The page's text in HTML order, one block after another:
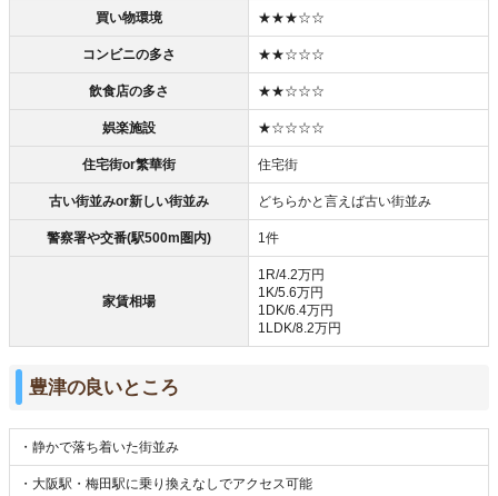
買い物環境 ★★★☆☆
コンビニの多さ ★★☆☆☆
飲食店の多さ ★★☆☆☆
娯楽施設 ★☆☆☆☆
住宅街or繁華街 住宅街
古い街並みor新しい街並み どちらかと言えば古い街並み
警察署や交番(駅500m圏内) 1件
家賃相場
1R/4.2万円
1K/5.6万円
1DK/6.4万円
1LDK/8.2万円
豊津の良いところ
・静かで落ち着いた街並み
・大阪駅・梅田駅に乗り換えなしでアクセス可能